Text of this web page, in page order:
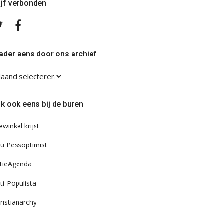
verbonden
Volg
TwitterFacebook
eens door ons archief
ook eens bij de buren
krijst
Pessoptimist
Populista